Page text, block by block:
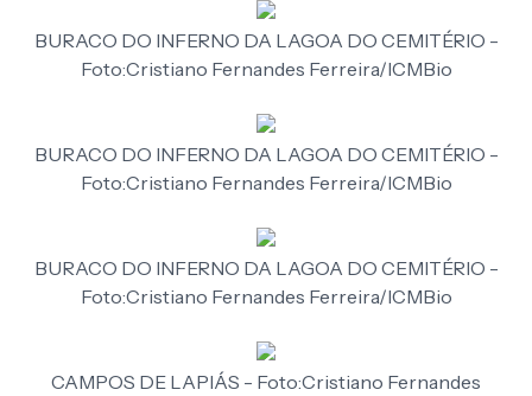
BURACO DO INFERNO DA LAGOA DO CEMITÉRIO -
Foto:Cristiano Fernandes Ferreira/ICMBio
BURACO DO INFERNO DA LAGOA DO CEMITÉRIO -
Foto:Cristiano Fernandes Ferreira/ICMBio
BURACO DO INFERNO DA LAGOA DO CEMITÉRIO -
Foto:Cristiano Fernandes Ferreira/ICMBio
CAMPOS DE LAPIÁS - Foto:Cristiano Fernandes